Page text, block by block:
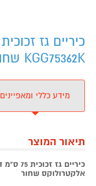
KGG75362K שחור - מידע נוסף
מידע כללי ומאפיינים
תיאור המוצר
אלקטרולוקס שחור